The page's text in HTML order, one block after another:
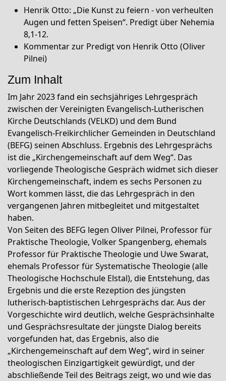
Henrik Otto: „Die Kunst zu feiern - von verheulten
Augen und fetten Speisen“. Predigt über Nehemia
8,1-12.
Kommentar zur Predigt von Henrik Otto (Oliver
Pilnei)
Zum Inhalt
Im Jahr 2023 fand ein sechsjähriges Lehrgespräch
zwischen der Vereinigten Evangelisch-Lutherischen
Kirche Deutschlands (VELKD) und dem Bund
Evangelisch-Freikirchlicher Gemeinden in Deutschland
(BEFG) seinen Abschluss. Ergebnis des Lehrgesprächs
ist die „Kirchengemeinschaft auf dem Weg“. Das
vorliegende Theologische Gespräch widmet sich dieser
Kirchengemeinschaft, indem es sechs Personen zu
Wort kommen lässt, die das Lehrgespräch in den
vergangenen Jahren mitbegleitet und mitgestaltet
haben.
Von Seiten des BEFG legen Oliver Pilnei, Professor für
Praktische Theologie, Volker Spangenberg, ehemals
Professor für Praktische Theologie und Uwe Swarat,
ehemals Professor für Systematische Theologie (alle
Theologische Hochschule Elstal), die Entstehung, das
Ergebnis und die erste Rezeption des jüngsten
lutherisch-baptistischen Lehrgesprächs dar. Aus der
Vorgeschichte wird deutlich, welche Gesprächsinhalte
und Gesprächsresultate der jüngste Dialog bereits
vorgefunden hat, das Ergebnis, also die
„Kirchengemeinschaft auf dem Weg“, wird in seiner
theologischen Einzigartigkeit gewürdigt, und der
abschließende Teil des Beitrags zeigt, wo und wie das